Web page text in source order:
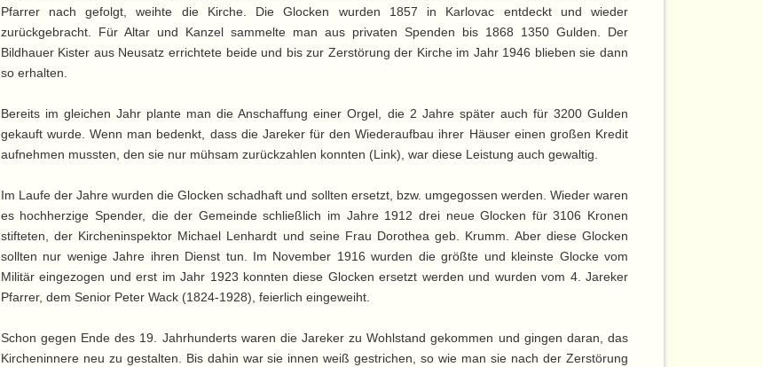
Pfarrer nach gefolgt, weihte die Kirche. Die Glocken wurden 1857 in Karlovac entdeckt und wieder
zurückgebracht. Für Altar und Kanzel sammelte man aus privaten Spenden bis 1868 1350 Gulden. Der
Bildhauer Kister aus Neusatz errichtete beide und bis zur Zerstörung der Kirche im Jahr 1946 blieben sie dann
so erhalten.
Bereits im gleichen Jahr plante man die Anschaffung einer Orgel, die 2 Jahre später auch für 3200 Gulden
gekauft wurde. Wenn man bedenkt, dass die Jareker für den Wiederaufbau ihrer Häuser einen großen Kredit
aufnehmen mussten, den sie nur mühsam zurückzahlen konnten (Link), war diese Leistung auch gewaltig.
Im Laufe der Jahre wurden die Glocken schadhaft und sollten ersetzt, bzw. umgegossen werden. Wieder waren
es hochherzige Spender, die der Gemeinde schließlich im Jahre 1912 drei neue Glocken für 3106 Kronen
stifteten, der Kircheninspektor Michael Lenhardt und seine Frau Dorothea geb. Krumm. Aber diese Glocken
sollten nur wenige Jahre ihren Dienst tun. Im November 1916 wurden die größte und kleinste Glocke vom
Militär eingezogen und erst im Jahr 1923 konnten diese Glocken ersetzt werden und wurden vom 4. Jareker
Pfarrer, dem Senior Peter Wack (1824-1928), feierlich eingeweiht.
Schon gegen Ende des 19. Jahrhunderts waren die Jareker zu Wohlstand gekommen und gingen daran, das
Kircheninnere neu zu gestalten. Bis dahin war sie innen weiß gestrichen, so wie man sie nach der Zerstörung